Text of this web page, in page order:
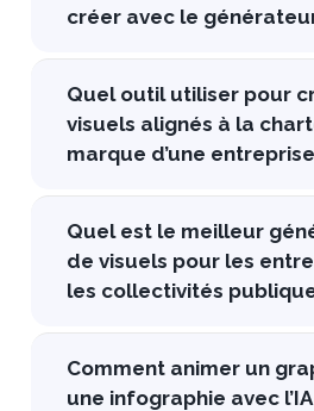
créer avec le
Quel outil utiliser pour
visuels alignés à la
marque d’une entreprise
Quel est le meilleur
de visuels pour les
les collectivités
Comment animer un
une infographie avec l’IA